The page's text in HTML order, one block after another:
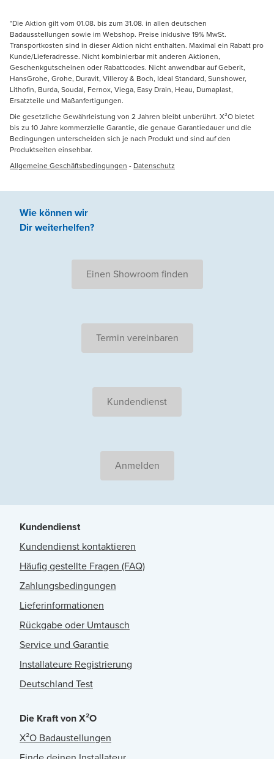
*Die Aktion gilt vom 01.08. bis zum 31.08. in allen deutschen
Badausstellungen sowie im Webshop. Preise inklusive 19% MwSt.
Transportkosten sind in dieser Aktion nicht enthalten. Maximal ein Rabatt pro
Kunde/Lieferadresse. Nicht kombinierbar mit anderen Aktionen,
Geschenkgutscheinen oder Rabattcodes. Nicht anwendbar auf Geberit,
HansGrohe, Grohe, Duravit, Villeroy & Boch, Ideal Standard, Sunshower,
Lithofin, Burda, Soudal, Fernox, Viega, Easy Drain, Heau, Dumaplast,
Ersatzteile und Maßanfertigungen.
Die gesetzliche Gewährleistung von 2 Jahren bleibt unberührt. X²O bietet
bis zu 10 Jahre kommerzielle Garantie, die genaue Garantiedauer und die
Bedingungen unterscheiden sich je nach Produkt und sind auf den
Produktseiten einsehbar.
Allgemeine Geschäftsbedingungen - Datenschutz
Wie können wir
Dir weiterhelfen?
Einen Showroom finden
Termin vereinbaren
Kundendienst
Anmelden
Kundendienst
Kundendienst kontaktieren
Häufig gestellte Fragen (FAQ)
Zahlungsbedingungen
Lieferinformationen
Rückgabe oder Umtausch
Service und Garantie
Installateure Registrierung
Deutschland Test
Die Kraft von X²O
X²O Badaustellungen